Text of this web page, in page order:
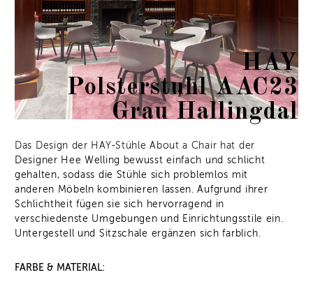
HAY
Polsterstuhl AAC23
Grau Hallingdal
Das Design der HAY-Stühle About a Chair hat der
Designer Hee Welling bewusst einfach und schlicht
gehalten, sodass die Stühle sich problemlos mit
anderen Möbeln kombinieren lassen. Aufgrund ihrer
Schlichtheit fügen sie sich hervorragend in
verschiedenste Umgebungen und Einrichtungsstile ein.
Untergestell und Sitzschale ergänzen sich farblich.
FARBE & MATERIAL: